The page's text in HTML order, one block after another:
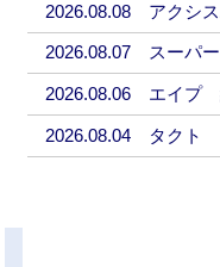
2026.08.08 アクシ
2026.08.07 スーパ
2026.08.06 エイプ
2026.08.04 タクト